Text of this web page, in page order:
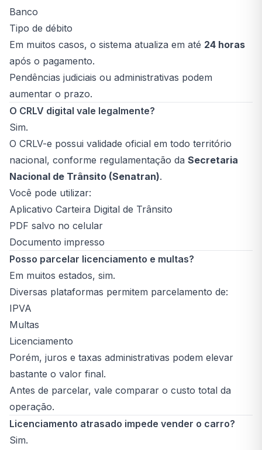
Banco
Tipo de débito
Em muitos casos, o sistema atualiza em até 24 horas
após o pagamento.
Pendências judiciais ou administrativas podem
aumentar o prazo.
O CRLV digital vale legalmente?
Sim.
O CRLV-e possui validade oficial em todo território
nacional, conforme regulamentação da Secretaria
Nacional de Trânsito (Senatran).
Você pode utilizar:
Aplicativo Carteira Digital de Trânsito
PDF salvo no celular
Documento impresso
Posso parcelar licenciamento e multas?
Em muitos estados, sim.
Diversas plataformas permitem parcelamento de:
IPVA
Multas
Licenciamento
Porém, juros e taxas administrativas podem elevar
bastante o valor final.
Antes de parcelar, vale comparar o custo total da
operação.
Licenciamento atrasado impede vender o carro?
Sim.